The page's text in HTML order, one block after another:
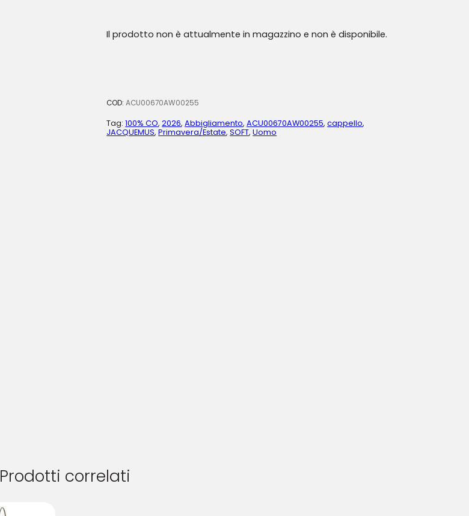
Il prodotto non è attualmente in magazzino e non è disponibile.
COD:ACU00670AW00255
Tag:100% CO,2026,Abbigliamento,ACU00670AW00255,cappello,
JACQUEMUS,Primavera/Estate,SOFT,Uomo
Prodotti correlati